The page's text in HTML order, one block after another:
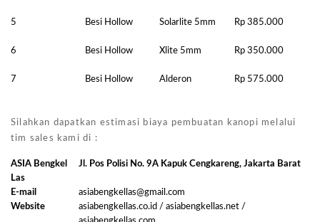
5 Besi Hollow Solarlite 5mm Rp 385.000
6 Besi Hollow Xlite 5mm Rp 350.000
7 Besi Hollow Alderon Rp 575.000
Silahkan dapatkan estimasi biaya pembuatan kanopi melalui
tim sales kami di :
ASIA Bengkel
Las
Jl. Pos Polisi No. 9A Kapuk Cengkareng, Jakarta Barat
E-mail
asiabengkellas@gmail.com
Website
asiabengkellas.co.id / asiabengkellas.net /